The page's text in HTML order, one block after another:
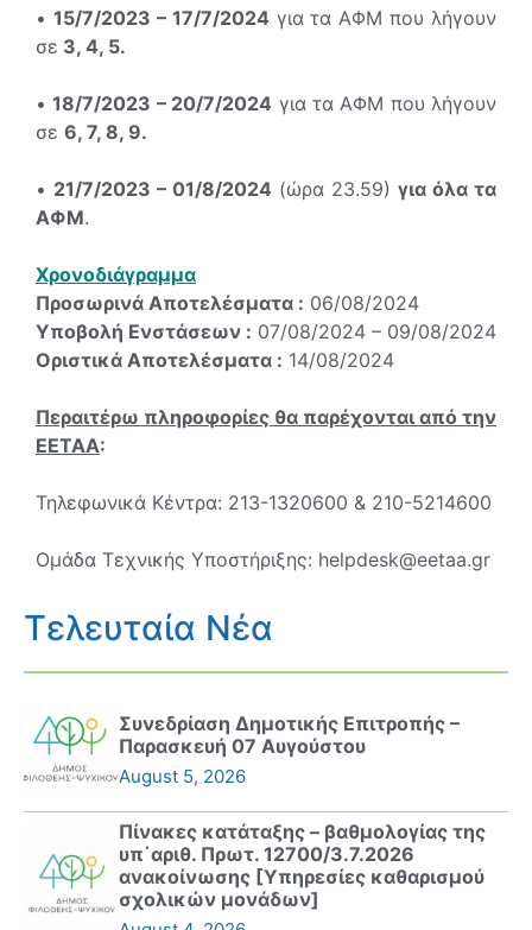
• 15/7/2023 – 17/7/2024 για τα ΑΦΜ που λήγουν
σε 3, 4, 5.
•18/7/2023 – 20/7/2024 για τα ΑΦΜ που λήγουν
σε 6, 7, 8, 9.
• 21/7/2023 – 01/8/2024 (ώρα 23.59) για όλα τα
ΑΦΜ.
Χρονοδιάγραμμα
Προσωρινά Αποτελέσματα : 06/08/2024
Υποβολή Ενστάσεων : 07/08/2024 – 09/08/2024
Οριστικά Αποτελέσματα : 14/08/2024
Περαιτέρω πληροφορίες θα παρέχονται από την
ΕΕΤΑΑ:
Τηλεφωνικά Κέντρα: 213-1320600 & 210-5214600
Ομάδα Τεχνικής Υποστήριξης: helpdesk@eetaa.gr
Τελευταία Νέα
Συνεδρίαση Δημοτικής Επιτροπής –
Παρασκευή 07 Αυγούστου
August 5, 2026
Πίνακες κατάταξης – βαθμολογίας της
υπ΄αριθ. Πρωτ. 12700/3.7.2026
ανακοίνωσης [Υπηρεσίες καθαρισμού
σχολικών μονάδων]